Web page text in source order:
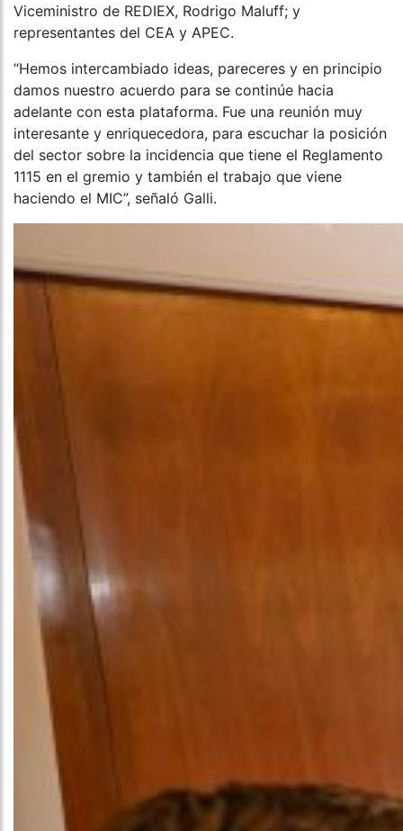
Viceministro de REDIEX, Rodrigo Maluff; y
representantes del CEA y APEC.
“Hemos intercambiado ideas, pareceres y en principio
damos nuestro acuerdo para se continúe hacia
adelante con esta plataforma. Fue una reunión muy
interesante y enriquecedora, para escuchar la posición
del sector sobre la incidencia que tiene el Reglamento
1115 en el gremio y también el trabajo que viene
haciendo el MIC”, señaló Galli.